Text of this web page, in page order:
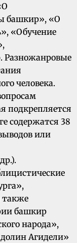
башкир», «О
«Обучение
Разножанровые
человека.
подкрепляется
содержатся 38
или
также
башкир
народа»,
Агидели»